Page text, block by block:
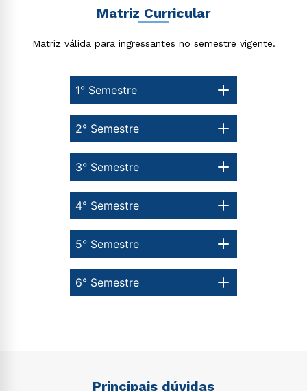
Matriz Curricular
Matriz válida para ingressantes no semestre vigente.
1° Semestre
6° Semestre
5° Semestre
4° Semestre
3° Semestre
2° Semestre
Principais dúvidas